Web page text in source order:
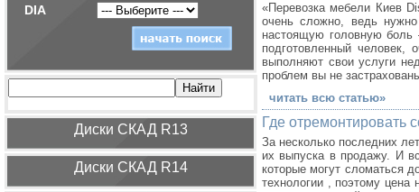
DIA
Диcки СКАД R13
Диcки СКАД R14
«Перевозка мебели Киев
очень сложно, ведь
настоящую головную боль
подготовленный
выполняют свои услуги
проблем вы не
читать всю статью»
Где отремонтировать
За несколько последних
их выпуска в продажу. И
которые могут сломаться
технологии , поэтому цена